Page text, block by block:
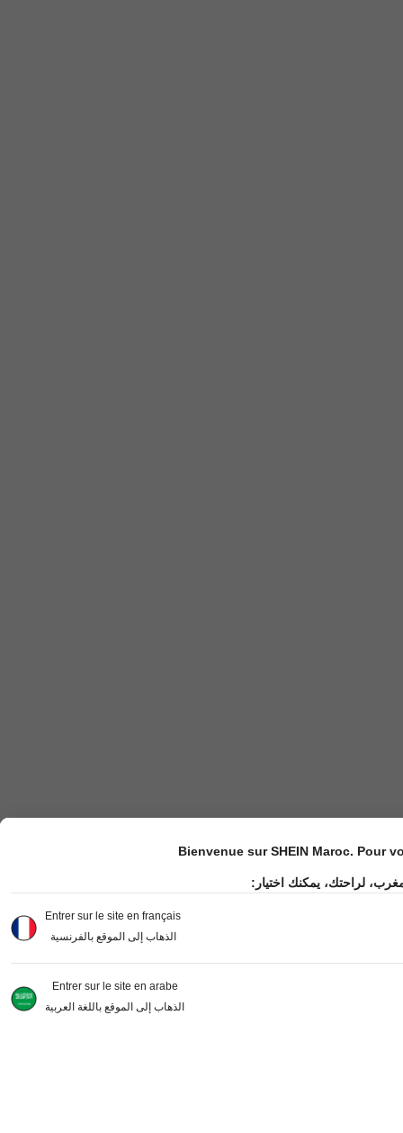
Bienvenue sur SHEIN Maroc. Pour
لراحتك، يمكنك اختيار:
Entrer sur le site en français
الذهاب إلى الموقع بالفرنسية
Entrer sur le site en arabe
الذهاب إلى الموقع باللغة العربية